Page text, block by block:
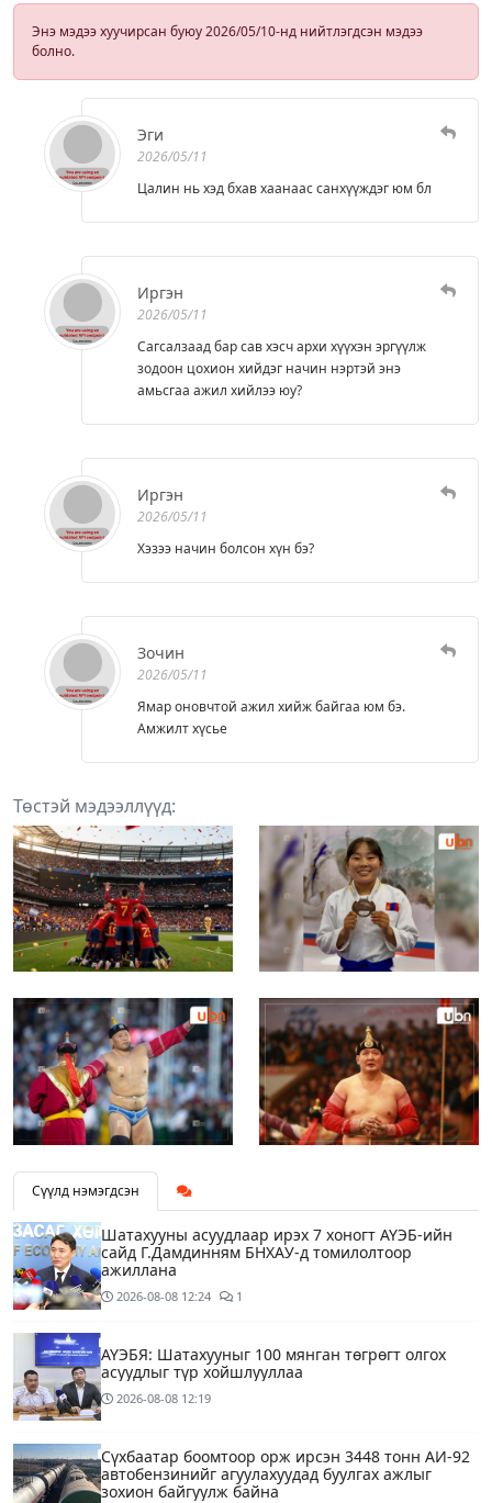
Энэ мэдээ хуучирсан буюу 2026/05/10-нд нийтлэгдсэн мэдээ
болно.
Эги
2026/05/11
Цалин нь хэд бхав хаанаас санхүүждэг юм бл
Иргэн
2026/05/11
Сагсалзаад бар сав хэсч архи хүүхэн эргүүлж
зодоон цохион хийдэг начин нэртэй энэ
амьсгаа ажил хийлээ юу?
Иргэн
2026/05/11
Хэзээ начин болсон хүн бэ?
Зочин
2026/05/11
Ямар оновчтой ажил хийж байгаа юм бэ.
Амжилт хүсье
Төстэй мэдээллүүд:
Сүүлд нэмэгдсэн
Шатахууны асуудлаар ирэх 7 хоногт АҮЭБ-ийн
сайд Г.Дамдинням БНХАУ-д томилолтоор
ажиллана
2026-08-08 12:24 1
АҮЭБЯ: Шатахууныг 100 мянган төгрөгт олгох
асуудлыг түр хойшлууллаа
2026-08-08 12:19
Сүхбаатар боомтоор орж ирсэн 3448 тонн АИ-92
автобензинийг агуулахуудад буулгах ажлыг
зохион байгуулж байна